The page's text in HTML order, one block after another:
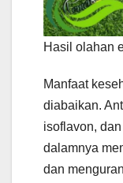
Hasil olahan
Manfaat
diabaikan.
isoflavon,
dalamnya
dan